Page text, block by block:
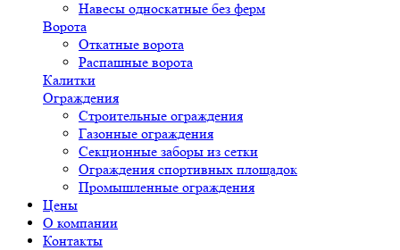
Навесы односкатные без ферм
Ворота
Откатные ворота
Распашные ворота
Калитки
Ограждения
Строительные ограждения
Газонные ограждения
Секционные заборы из сетки
Ограждения спортивных площадок
Промышленные ограждения
Цены
О компании
Контакты